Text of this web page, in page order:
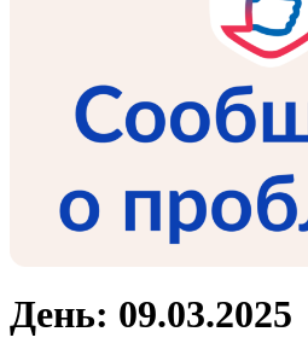
День: 09.03.2025